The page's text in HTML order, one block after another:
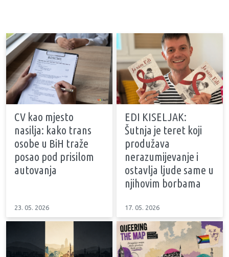
CV kao mjesto
nasilja: kako trans
osobe u BiH traže
posao pod prisilom
autovanja
23. 05. 2026
EDI KISELJAK:
Šutnja je teret koji
produžava
nerazumijevanje i
ostavlja ljude same u
njihovim borbama
17. 05. 2026